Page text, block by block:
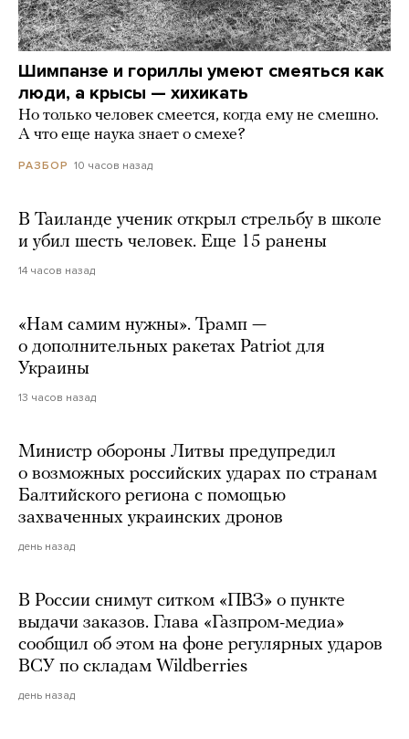
Шимпанзе и гориллы умеют смеяться как
люди, а крысы — хихикать
Но только человек смеется, когда ему не смешно.
А что еще наука знает о смехе?
РАЗБОР 10 часов назад
В Таиланде ученик открыл стрельбу в школе
и убил шесть человек. Еще 15 ранены
14 часов назад
«Нам самим нужны». Трамп —
о дополнительных ракетах Patriot для
Украины
13 часов назад
Министр обороны Литвы предупредил
о возможных российских ударах по странам
Балтийского региона с помощью
захваченных украинских дронов
день назад
В России снимут ситком «ПВЗ» о пункте
выдачи заказов. Глава «Газпром-медиа»
сообщил об этом на фоне регулярных ударов
ВСУ по складам Wildberries
день назад